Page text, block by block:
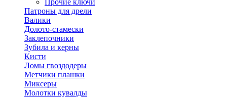
Прочие ключи
Патроны для дрели
Валики
Долото-стамески
Заклепочники
Зубила и керны
Кисти
Ломы гвоздодеры
Метчики плашки
Миксеры
Молотки кувалды